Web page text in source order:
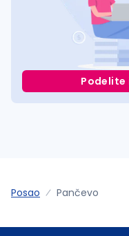
Posao Pančevo